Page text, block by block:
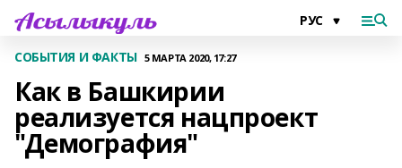
СОБЫТИЯ И ФАКТЫ 5 МАРТА 2020, 17:27
Как в Башкирии
реализуется нацпроект
"Демография"